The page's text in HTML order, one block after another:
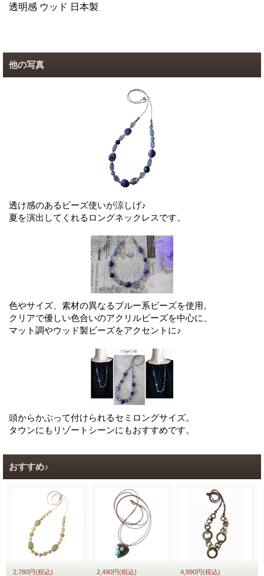
透明感 ウッド 日本製
他の写真
透け感のあるビーズ使いが涼しげ♪
夏を演出してくれるロングネックレスです。
色やサイズ、素材の異なるブルー系ビーズを使用。
クリアで優しい色合いのアクリルビーズを中心に、
マット調やウッド製ビーズをアクセントに♪
頭からかぶって付けられるセミロングサイズ。
タウンにもリゾートシーンにもおすすめです。
おすすめ♪
2,780円(税込) 2,490円(税込) 4,990円(税込)